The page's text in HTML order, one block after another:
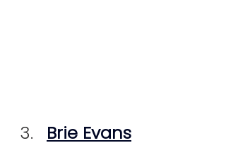
Brie Evans